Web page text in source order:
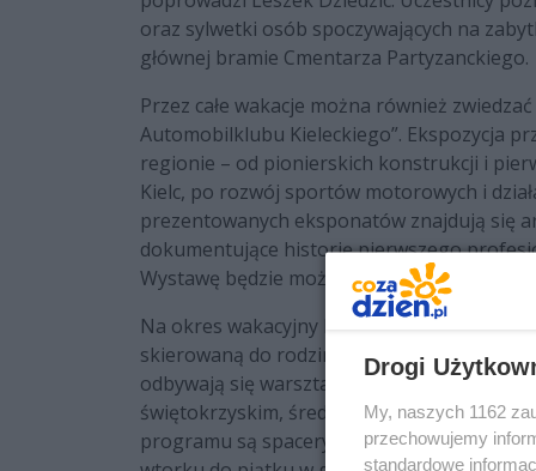
oraz sylwetki osób spoczywających na
głównej bramie Cmentarza Partyzanckiego.
Przez całe wakacje można również
Automobilklubu Kieleckiego”. Ekspozycja
regionie – od pionierskich konstrukcji i
Kielc, po rozwój sportów motorowych i
prezentowanych eksponatów znajdują się
dokumentujące historię pierwszego
Wystawę będzie można oglądać do 4
Na okres wakacyjny Muzeum Historii Kielc
skierowaną do rodzin z dziećmi i grup
odbywają się warsztaty poświęcone
świętokrzyskim, średniowiecznym
programu są spacery tematyczne, m.in.
Drogi
My, naszych 1162
przechowujemy
standardowe